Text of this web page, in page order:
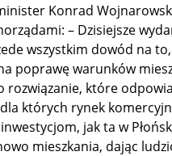
Konrad
– Dzisiejsze
wszystkim dowód na
poprawę warunków
rozwiązanie, które
dla których rynek
jak ta w
mieszkania, dając